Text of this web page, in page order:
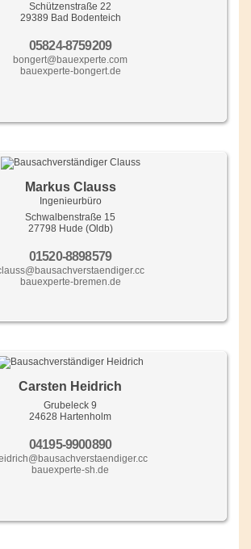
Schützenstraße 22
29389 Bad Bodenteich
05824-8759209
bongert@bauexperte.com
bauexperte-bongert.de
Markus Clauss
Ingenieurbüro
Schwalbenstraße 15
27798 Hude (Oldb)
01520-8898579
bauexperte-bremen.de
Carsten Heidrich
Grubeleck 9
24628 Hartenholm
04195-9900890
bauexperte-sh.de